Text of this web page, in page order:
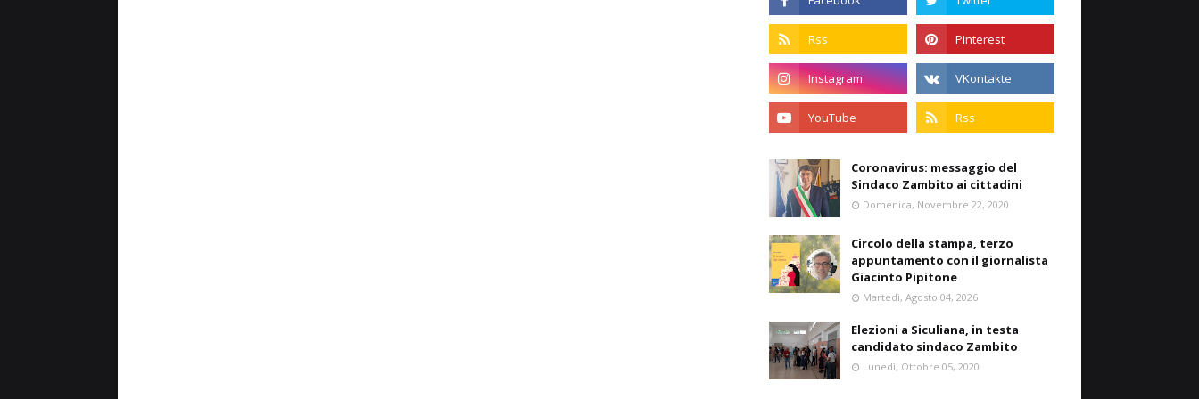
Coronavirus: messaggio del
Sindaco Zambito ai cittadini
Domenica, Novembre 22, 2020
Circolo della stampa, terzo
appuntamento con il giornalista
Giacinto Pipitone
Martedì, Agosto 04, 2026
Elezioni a Siculiana, in testa
candidato sindaco Zambito
Lunedì, Ottobre 05, 2020